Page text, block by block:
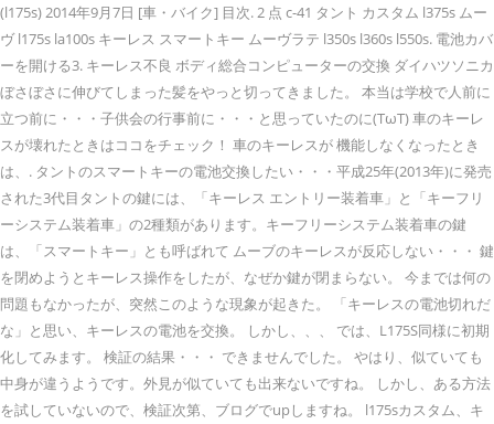
(l175s) 2014年9月7日 [車・バイク] 目次. 2 点 c-41 タント カスタム l375s ムー
ヴ l175s la100s キーレス スマートキー ムーヴラテ l350s l360s l550s. 電池カバ
ーを開ける3. キーレス不良 ボディ総合コンピューターの交換 ダイハツソニカ
ぼさぼさに伸びてしまった髪をやっと切ってきました。 本当は学校で人前に
立つ前に・・・子供会の行事前に・・・と思っていたのに(TωT) 車のキーレ
スが壊れたときはココをチェック！ 車のキーレスが 機能しなくなったとき
は、. タントのスマートキーの電池交換したい・・・平成25年(2013年)に発売
された3代目タントの鍵には、「キーレス エントリー装着車」と「キーフリ
ーシステム装着車」の2種類があります。キーフリーシステム装着車の鍵
は、「スマートキー」とも呼ばれて ムーブのキーレスが反応しない・・・ 鍵
を閉めようとキーレス操作をしたが、なぜか鍵が閉まらない。 今までは何の
問題もなかったが、突然このような現象が起きた。 「キーレスの電池切れだ
な」と思い、キーレスの電池を交換。 しかし、、、 では、L175S同様に初期
化してみます。 検証の結果・・・ できませんでした。 やはり、似ていても
中身が違うようです。外見が似ていても出来ないですね。 しかし、ある方法
を試していないので、検証次第、ブログでupしますね。 l175sカスタム、キ